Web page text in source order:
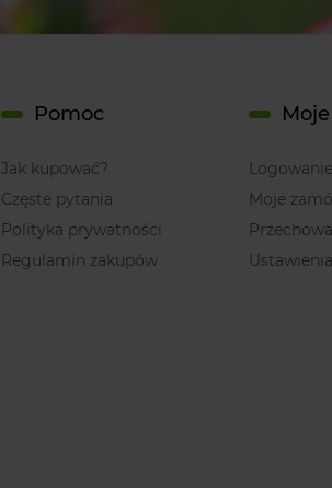
Pomoc
Jak kupować?
Częste pytania
Polityka prywatności
Regulamin zakupów
Logowanie
Moje